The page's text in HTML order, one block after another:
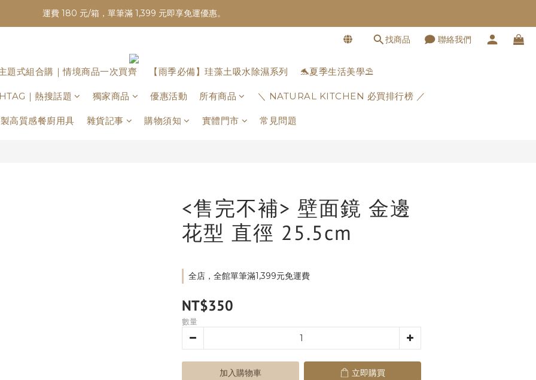
運費 180 元/箱，單筆滿 1,399 元即享免運優惠。
找商品 聯絡我們
題式組合購｜情境商品一次買齊 【雨季必備】珪藻土吸水除濕系列 🐬夏季生活美學⛱️
｜熱搜話題 獨家商品 優惠活動 所有商品 ＼ NATURAL KITCHEN 必買排行榜 ／
高質感餐廚用具 雜貨記事 購物須知 實體門市 常見問題
<售完不補> 壁面鏡 金邊
花型 直徑 25.5cm
全店，全館單筆滿1,399元免運費
NT$350
數量
加入購物車 立即購買
立即購買